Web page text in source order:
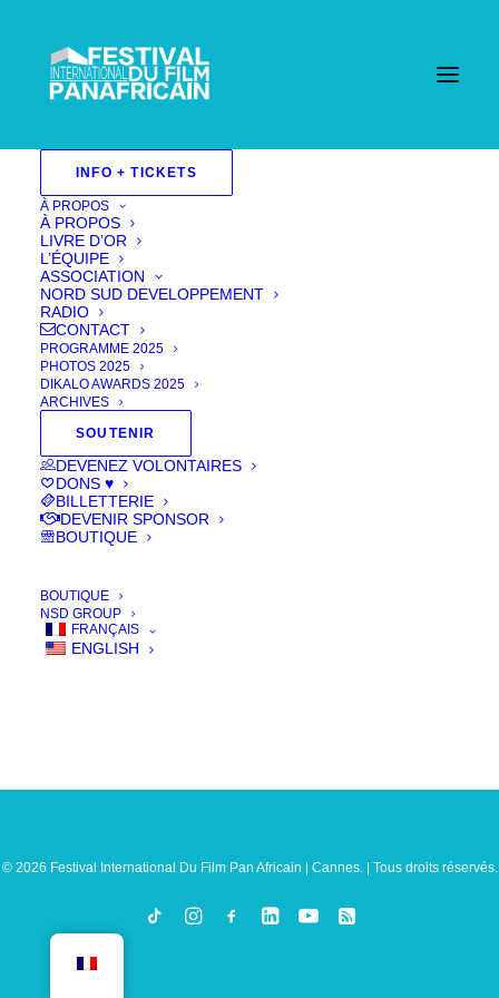
INFO + TICKETS
À PROPOS
À PROPOS
LIVRE D’OR
L’ÉQUIPE
ASSOCIATION
NORD SUD DEVELOPPEMENT
RADIO
CONTACT
PROGRAMME 2025
PHOTOS 2025
DIKALO AWARDS 2025
ARCHIVES
SOUTENIR
DEVENEZ VOLONTAIRES
DONS ♥
BILLETTERIE
DEVENIR SPONSOR
BOUTIQUE
BOUTIQUE
NSD GROUP
FRANÇAIS
ENGLISH
Documentaire
2024
Aucun événement trouvé !
© 2026 Festival International Du Film Pan Africain | Cannes. | Tous droits réservés.